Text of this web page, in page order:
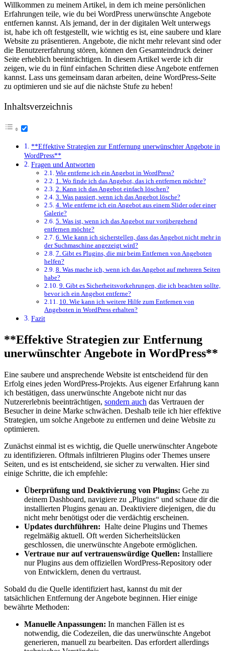
Willkommen ‌zu meinem ⁢Artikel, ‍in dem ich ‍meine ⁤persönlichen
Erfahrungen teile, wie du bei WordPress ‍unerwünschte Angebote
entfernen kannst. Als jemand, der‌ in der digitalen Welt‌ unterwegs
ist, habe⁢ ich oft festgestellt, wie wichtig es ⁢ist, eine saubere und klare
Website‌ zu präsentieren. Angebote, die nicht mehr relevant ⁤sind oder
die ‌Benutzererfahrung stören, können den Gesamteindruck⁣ deiner
Seite erheblich‌ beeinträchtigen. In⁢ diesem Artikel werde ich dir
⁣zeigen, wie du in fünf ‌einfachen Schritten diese Angebote ⁢entfernen
kannst. Lass uns gemeinsam daran⁣ arbeiten, ​deine WordPress-Seite
zu optimieren und sie‍ auf die ⁣nächste ​Stufe‌ zu heben!
Inhaltsverzeichnis
**Effektive Strategien zur⁤ Entfernung unerwünschter⁤ Angebote⁣ in
WordPress**
Fragen ​und‍ Antworten
Wie ‌entferne ‌ich ein Angebot in WordPress?
1.⁢ Wo finde ich das Angebot, ‍das ich entfernen‌ möchte?
2.​ Kann⁣ ich das ‌Angebot‍ einfach löschen?
3. Was passiert,‍ wenn ich das Angebot lösche?
4. ⁢Wie entferne ich ⁢ein Angebot aus einem⁤ Slider oder einer
Galerie?
5. Was ist, wenn ich das Angebot nur vorübergehend
entfernen möchte?
6. Wie ​kann ich sicherstellen, dass das Angebot nicht​ mehr in
der ⁤Suchmaschine angezeigt wird?
7. ‌Gibt⁢ es Plugins, die mir beim Entfernen von Angeboten
helfen?
8. Was ‍mache ich, wenn ⁣ich das Angebot auf mehreren Seiten
habe?
9. Gibt es Sicherheitsvorkehrungen, die ich beachten sollte,
bevor ich ein Angebot entferne?
10. Wie kann ich‌ weitere ⁢Hilfe zum⁤ Entfernen von
Angeboten in WordPress erhalten?
Fazit
**Effektive Strategien zur⁤ Entfernung
unerwünschter⁤ Angebote⁣ in WordPress**
Eine saubere und ansprechende Website ist entscheidend für den
Erfolg eines jeden WordPress-Projekts. ‌Aus eigener Erfahrung kann
ich bestätigen, dass unerwünschte Angebote nicht⁣ nur ⁣das
⁣Nutzererlebnis ⁤beeinträchtigen, sondern auch das⁢ Vertrauen der
⁣Besucher ⁤in⁤ deine ⁣Marke ​schwächen. Deshalb‍ teile ich‌ hier effektive
Strategien,⁤ um solche Angebote zu ⁣entfernen⁣ und deine Website ⁣zu
optimieren.
Zunächst⁣ einmal ist es wichtig, die Quelle ⁤unerwünschter Angebote
⁤zu identifizieren. Oftmals infiltrieren ⁣Plugins oder ⁤Themes unsere⁢
Seiten, und ​es ist entscheidend, sie sicher zu⁣ verwalten. Hier sind
einige ⁤Schritte, die‍ ich empfehle:
Überprüfung und​ Deaktivierung⁣ von ​Plugins: Gehe zu
deinem Dashboard, navigiere‌ zu⁢ „Plugins“​ und schaue dir die
installierten Plugins genau an.‌ Deaktiviere⁢ diejenigen, die du
nicht mehr ⁤benötigst oder die ⁢verdächtig erscheinen.
Updates durchführen: ⁤ Halte deine Plugins und Themes
regelmäßig aktuell. Oft‍ werden Sicherheitslücken⁣
geschlossen, die unerwünschte Angebote​ ermöglichen.
Vertraue nur‍ auf vertrauenswürdige ⁢Quellen: Installiere ​
nur Plugins aus dem⁤ offiziellen ‌WordPress-Repository ​oder
von Entwicklern, denen du vertraust.
Sobald⁢ du die Quelle identifiziert⁣ hast, kannst du mit⁢ der
tatsächlichen Entfernung‍ der Angebote beginnen. Hier einige
bewährte Methoden:
Manuelle‍ Anpassungen: In⁤ manchen Fällen ist es
notwendig, die‍ Codezeilen, die das unerwünschte Angebot
generieren, manuell zu‍ bearbeiten.⁢ Das⁢ erfordert allerdings